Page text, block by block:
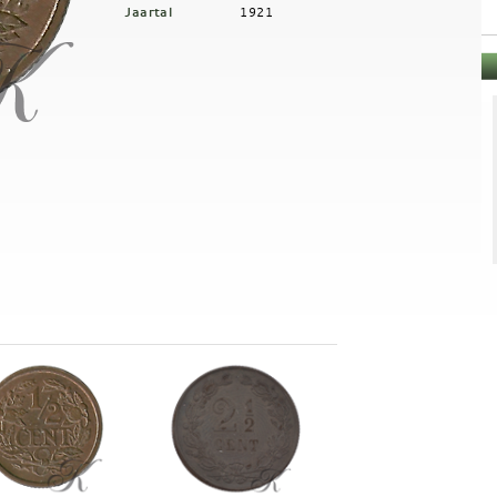
Jaartal 1921